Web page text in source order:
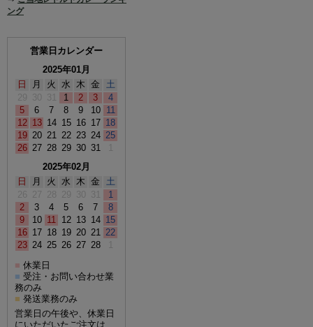
ング
営業日カレンダー
2025年01月
日
月 火 水 木 金
土
29
30 31 1 2 3
4
5
6 7 8 9 10
11
12 13 14 15 16 17 18
19 20 21 22 23 24 25
26 27 28 29 30 31
1
2025年02月
日
月 火 水 木 金
土
26
27 28 29 30 31
1
2
3 4 5 6 7
8
9
10 11 12 13 14 15
16 17 18 19 20 21 22
23 24 25 26 27 28 1
■ 休業日
■ 受注・お問い合わせ業
務のみ
■ 発送業務のみ
営業日の午後や、休業日
にいただいたご注文は、